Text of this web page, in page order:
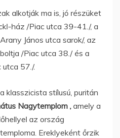
alkotják ma is, jó részüket
ház /Piac utca 39-41./, a
János utca sarok/, az
/Piac utca 38./ és a
57./.
klasszicista stílusú, puritán
Nagytemplom , amely a
az ország
Ereklyeként őrzik